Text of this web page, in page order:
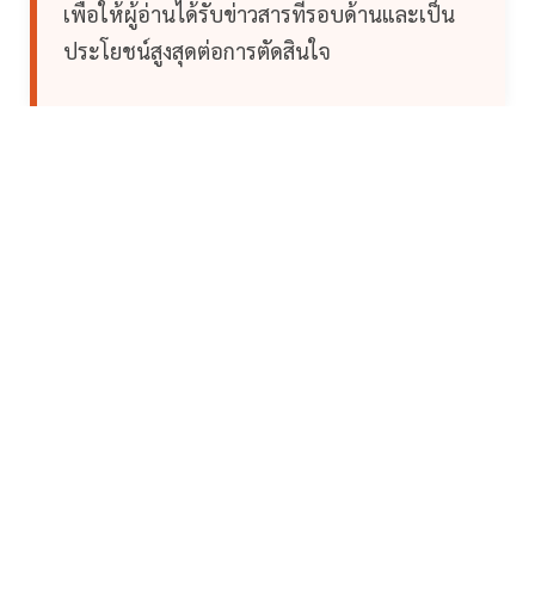
เพื่อให้ผู้อ่านได้รับข่าวสารที่รอบด้านและเป็น
ประโยชน์สูงสุดต่อการตัดสินใจ